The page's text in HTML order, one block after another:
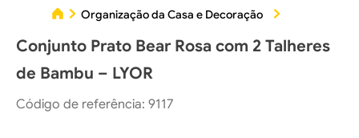
Organização da Casa e Decoração
Conjunto Prato Bear Rosa com 2 Talheres
de Bambu – LYOR
Código de referência: 9117